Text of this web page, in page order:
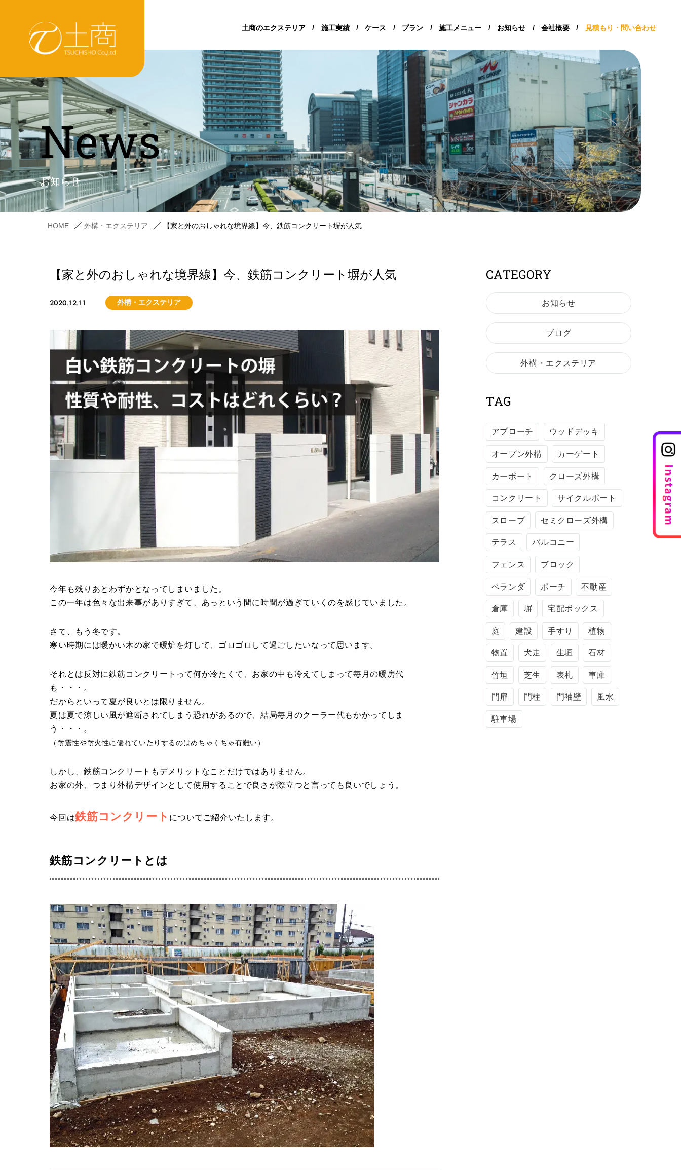
土商のエクステリア / 施工実績 / ケース / プラン / 施工メニュー / お知らせ / 会社概要 / 見積もり・問い合わせ
News
お知らせ
HOME 外構・エクステリア 【家と外のおしゃれな境界線】今、鉄筋コンクリート塀が人気
【家と外のおしゃれな境界線】今、鉄筋コンクリート塀が人気
2020.12.11 外構・エクステリア
今年も残りあとわずかとなってしまいました。
この一年は色々な出来事がありすぎて、あっという間に時間が過ぎていくのを感じていました。
さて、もう冬です。
寒い時期には暖かい木の家で暖炉を灯して、ゴロゴロして過ごしたいなって思います。
それとは反対に鉄筋コンクリートって何か冷たくて、お家の中も冷えてしまって毎月の暖房代
も・・・。
だからといって夏が良いとは限りません。
夏は夏で涼しい風が遮断されてしまう恐れがあるので、結局毎月のクーラー代もかかってしま
う・・・。
（耐震性や耐火性に優れていたりするのはめちゃくちゃ有難い）
しかし、鉄筋コンクリートもデメリットなことだけではありません。
お家の外、つまり外構デザインとして使用することで良さが際立つと言っても良いでしょう。
今回は鉄筋コンクリート についてご紹介いたします。
鉄筋コンクリートとは
CATEGORY
お知らせ
ブログ
外構・エクステリア
TAG
アプローチ ウッドデッキ
オープン外構 カーゲート
カーポート クローズ外構
コンクリート サイクルポート
スロープ セミクローズ外構
テラス バルコニー
フェンス ブロック
ベランダ ポーチ 不動産
倉庫 塀 宅配ボックス
庭 建設 手すり 植物
物置 犬走 生垣 石材
竹垣 芝生 表札 車庫
門扉 門柱 門袖壁 風水
駐車場